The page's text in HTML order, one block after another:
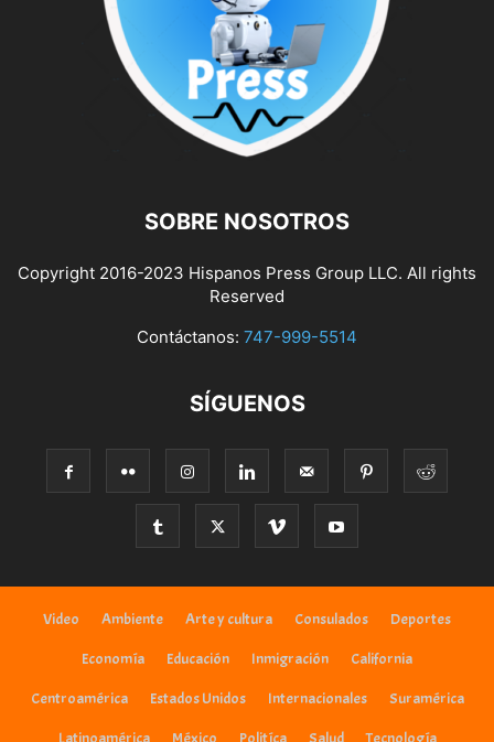
SOBRE NOSOTROS
Copyright 2016-2023 Hispanos Press Group LLC. All rights
Reserved
Contáctanos: 747-999-5514
SÍGUENOS
Video Ambiente Arte y cultura Consulados Deportes
Economía Educación Inmigración California
Centroamérica Estados Unidos Internacionales Suramérica